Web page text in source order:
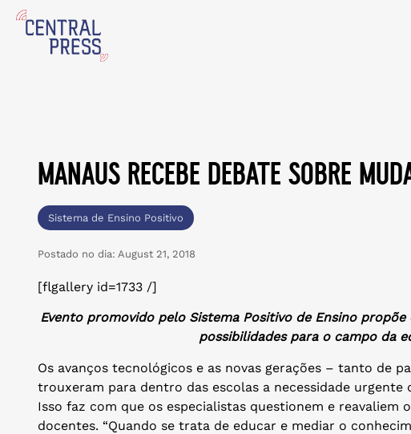
manaus recebe debate sobre
Sistema de Ensino Positivo
Postado no dia: August 21, 2018
[flgallery id=1733 /]
Evento promovido pelo Sistema Positivo de Ensino
possibilidades para o campo da
Os avanços tecnológicos e as novas gerações – tanto de
trouxeram para dentro das escolas a necessidade urgente
Isso faz com que os especialistas questionem e reavaliem
docentes. “Quando se trata de educar e mediar o